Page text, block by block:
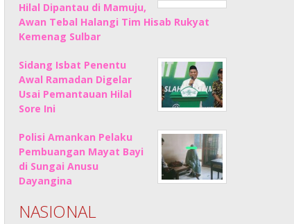
Hilal Dipantau di Mamuju,
Awan Tebal Halangi Tim Hisab Rukyat
Kemenag Sulbar
Sidang Isbat Penentu
Awal Ramadan Digelar
Usai Pemantauan Hilal
Sore Ini
Polisi Amankan Pelaku
Pembuangan Mayat Bayi
di Sungai Anusu
Dayangina
NASIONAL